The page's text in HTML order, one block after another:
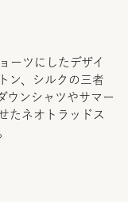
ーツにしたデザイ
ン、シルクの三者
ウンシャツやサマー
たネオトラッドス